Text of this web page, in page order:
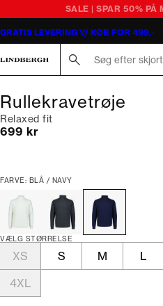
SALE | SPAR 50% PÅ
GRATIS LEVERING V/ KØB FOR 499,-
Rullekravetrøje
Relaxed fit
I alt (inkl. rabat)
699 kr
FARVE: BLÅ / NAVY
VÆLG STØRRELSE
XS S M L
4XL